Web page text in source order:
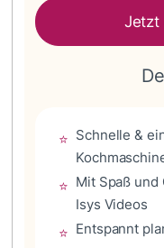
Jetzt
⭐ Schnelle &
⭐ Mit Spaß und
Isys Videos
⭐ Entspannt